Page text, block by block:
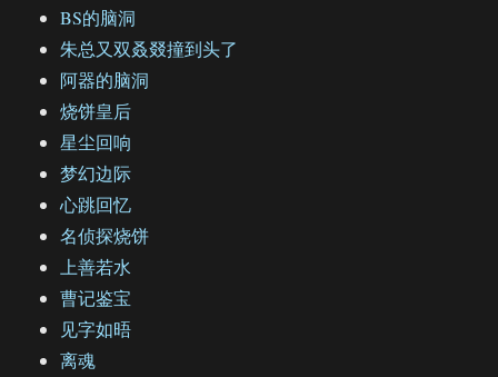
BS的脑洞
朱总又双叒叕撞到头了
阿器的脑洞
烧饼皇后
星尘回响
梦幻边际
心跳回忆
名侦探烧饼
上善若水
曹记鉴宝
见字如晤
离魂